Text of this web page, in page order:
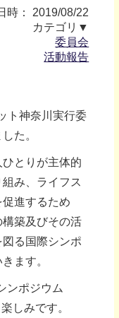
時： 2019/08/22
カテゴリ▼
委員会
活動報告
ト神奈川実行委
た。
とりが主体的
み、ライフス
進するため
築及びその活
る国際シンポ
ます。
ンポジウム
しみです。